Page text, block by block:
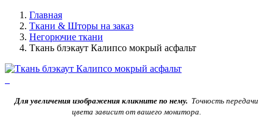
Главная
Ткани & Шторы на заказ
Негорючие ткани
Ткань блэкаут Калипсо мокрый асфальт
Для увеличения изображения кликните по нему. Точность передачи
цвета зависит от вашего монитора.